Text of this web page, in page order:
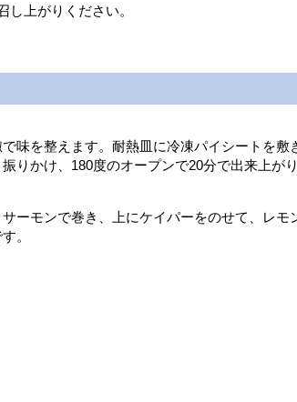
上がりください。
味を整えます。耐熱皿に冷凍パイシートを
りかけ、180度のオープンで20分で出来上がり
ーモンで巻き、上にケイパーをのせて、レ
。